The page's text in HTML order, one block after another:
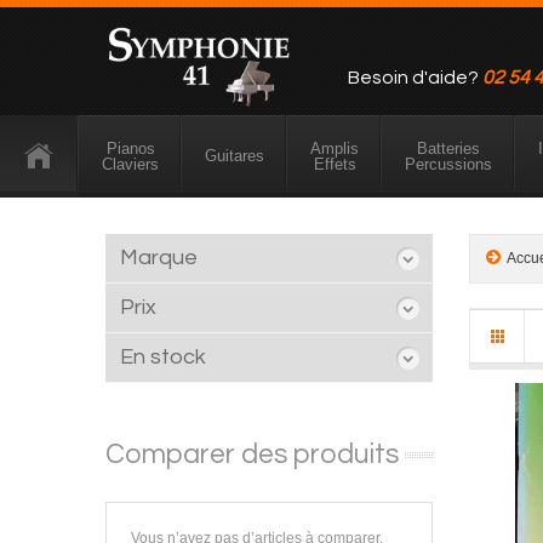
Besoin d'aide? 02 54
Pianos
Claviers
Guitares
Amplis
Effets
Batteries
Percussions
Marque
Prix
En stock
Comparer des produits
Vous n’avez pas d’articles à comparer.